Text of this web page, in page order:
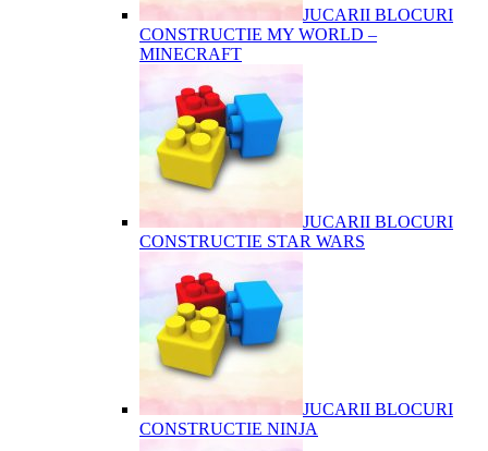
JUCARII BLOCURI
CONSTRUCTIE MY WORLD –
MINECRAFT
JUCARII BLOCURI
CONSTRUCTIE STAR WARS
JUCARII BLOCURI
CONSTRUCTIE NINJA